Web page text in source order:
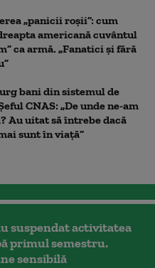
„panicii roșii”: cum
americană cuvântul
ca armă. „Fanatici și fără
bani din sistemul de
CNAS: „De unde ne-am
Au uitat să întrebe dacă
sunt în viață”
suspendat activitatea
primul semestru.
sensibilă